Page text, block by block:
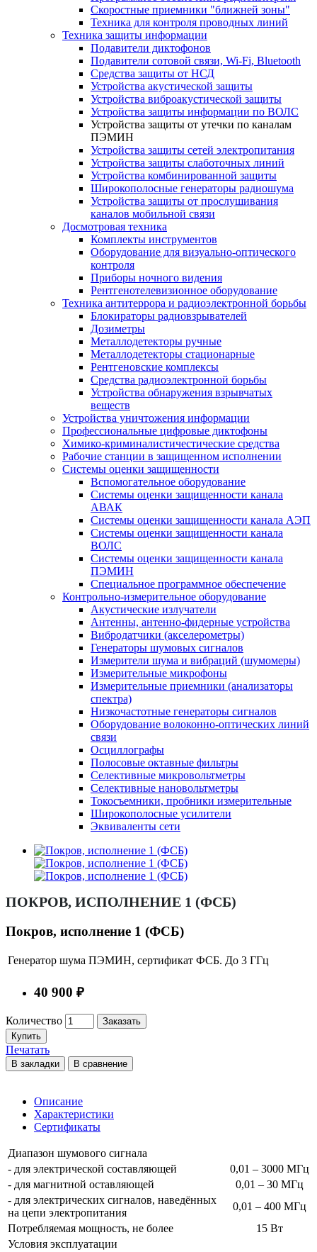
Скоростные приемники "ближней зоны"
Техника для контроля проводных линий
Техника защиты информации
Подавители диктофонов
Подавители сотовой связи, Wi-Fi, Bluetooth
Средства защиты от НСД
Устройства акустической защиты
Устройства виброакустической защиты
Устройства защиты информации по ВОЛС
Устройства защиты от утечки по каналам
ПЭМИН
Устройства защиты сетей электропитания
Устройства защиты слаботочных линий
Устройства комбинированной защиты
Широкополосные генераторы радиошума
Устройства защиты от прослушивания
каналов мобильной связи
Досмотровая техника
Комплекты инструментов
Оборудование для визуально-оптического
контроля
Приборы ночного видения
Рентгенотелевизионное оборудование
Техника антитеррора и радиоэлектронной борьбы
Блокираторы радиовзрывателей
Дозиметры
Металлодетекторы ручные
Металлодетекторы стационарные
Рентгеновские комплексы
Средства радиоэлектронной борьбы
Устройства обнаружения взрывчатых
веществ
Устройства уничтожения информации
Профессиональные цифровые диктофоны
Химико-криминалистичестические средства
Рабочие станции в защищенном исполнении
Системы оценки защищенности
Вспомогательное оборудование
Системы оценки защищенности канала
АВАК
Системы оценки защищенности канала АЭП
Системы оценки защищенности канала
ВОЛС
Системы оценки защищенности канала
ПЭМИН
Специальное программное обеспечение
Контрольно-измерительное оборудование
Акустические излучатели
Антенны, антенно-фидерные устройства
Вибродатчики (акселерометры)
Генераторы шумовых сигналов
Измерители шума и вибраций (шумомеры)
Измерительные микрофоны
Измерительные приемники (анализаторы
спектра)
Низкочастотные генераторы сигналов
Оборудование волоконно-оптических линий
связи
Осциллографы
Полосовые октавные фильтры
Селективные микровольтметры
Селективные нановольтметры
Токосъемники, пробники измерительные
Широкополосные усилители
Эквиваленты сети
ПОКРОВ, ИСПОЛНЕНИЕ 1 (ФСБ)
Покров, исполнение 1 (ФСБ)
Генератор шума ПЭМИН, сертификат ФСБ. До 3 ГГц
40 900 ₽
Количество
Заказать
Купить
Печатать
В закладки В сравнение
Описание
Характеристики
Сертификаты
Диапазон шумового сигнала
- для электрической составляющей
0,01 – 3000 МГц
- для магнитной оставляющей
0,01 – 30 МГц
- для электрических сигналов, наведённых
на цепи электропитания
0,01 – 400 МГц
Потребляемая мощность, не более
15 Вт
Условия эксплуатации